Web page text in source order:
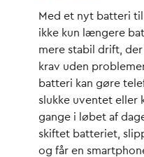
Med et nyt batteri til
ikke kun længere
mere stabil drift,
krav uden
batteri kan gøre
slukke uventet eller
gange i løbet af
skiftet batteriet,
og får en